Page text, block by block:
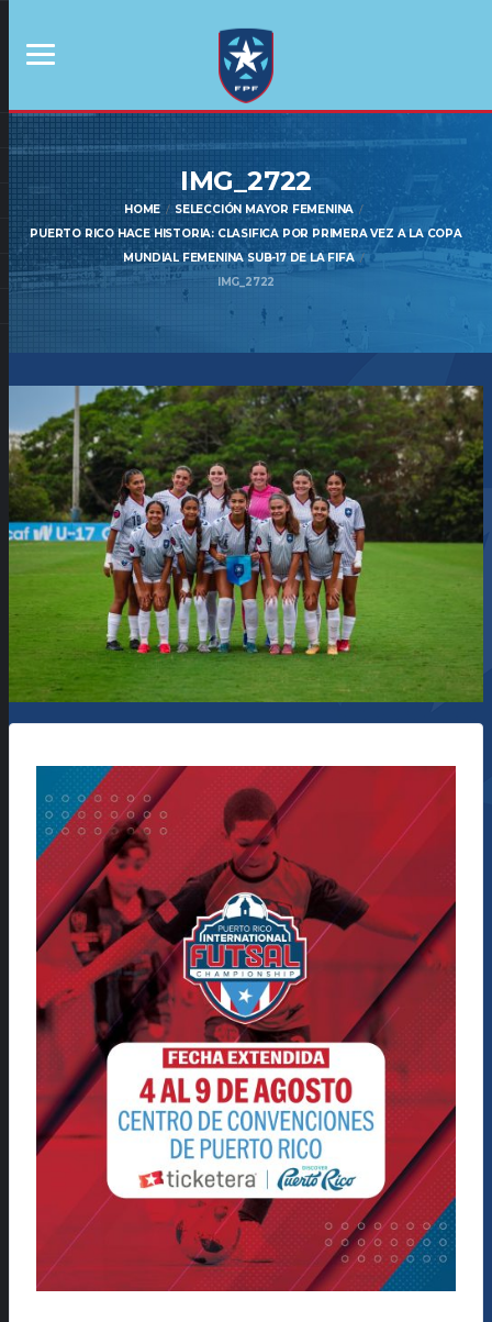
IMG_2722
HOME
SELECCIÓN MAYOR FEMENINA
PUERTO RICO HACE HISTORIA: CLASIFICA POR PRIMERA VEZ A LA COPA
MUNDIAL FEMENINA SUB-17 DE LA FIFA
IMG_2722